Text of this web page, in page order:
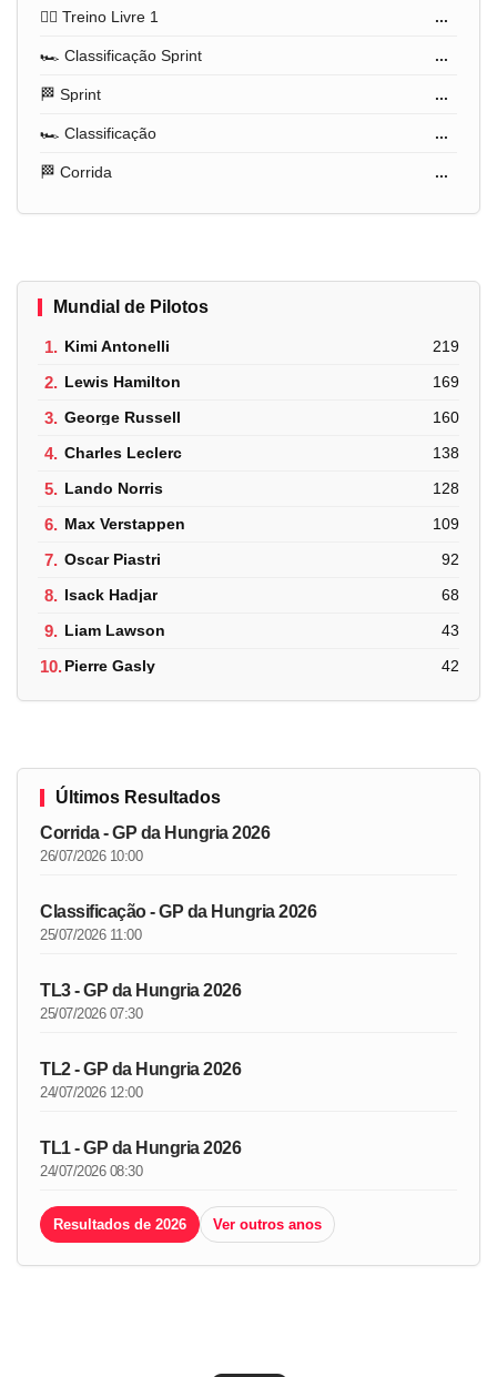
🏋️‍♂️ Treino Livre 1 ...
🏎️ Classificação Sprint ...
🏁 Sprint ...
🏎️ Classificação ...
🏁 Corrida ...
Mundial de Pilotos
1. Kimi Antonelli 219
2. Lewis Hamilton 169
3. George Russell 160
4. Charles Leclerc 138
5. Lando Norris 128
6. Max Verstappen 109
7. Oscar Piastri 92
8. Isack Hadjar 68
9. Liam Lawson 43
10.Pierre Gasly 42
Últimos Resultados
Corrida - GP da Hungria 2026
26/07/2026 10:00
Classificação - GP da Hungria 2026
25/07/2026 11:00
TL3 - GP da Hungria 2026
25/07/2026 07:30
TL2 - GP da Hungria 2026
24/07/2026 12:00
TL1 - GP da Hungria 2026
24/07/2026 08:30
Resultados de 2026 Ver outros anos